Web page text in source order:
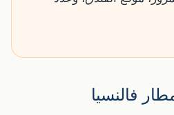
فالنسيا